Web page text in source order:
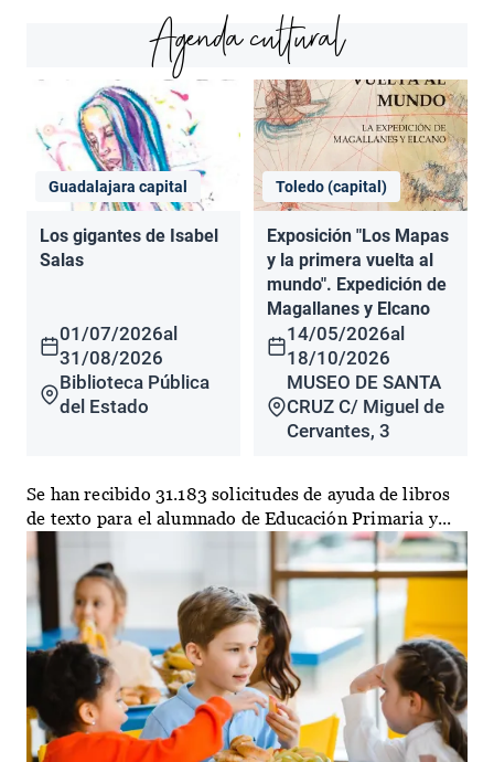
Agenda cultural
Guadalajara capital
Los gigantes de Isabel
Salas
01/07/2026al
31/08/2026
Biblioteca Pública
del Estado
Toledo (capital)
Exposición "Los Mapas
y la primera vuelta al
mundo". Expedición de
Magallanes y Elcano
14/05/2026al
18/10/2026
MUSEO DE SANTA
CRUZ C/ Miguel de
Cervantes, 3
Se han recibido 31.183 solicitudes de ayuda de libros
de texto para el alumnado de Educación Primaria y...